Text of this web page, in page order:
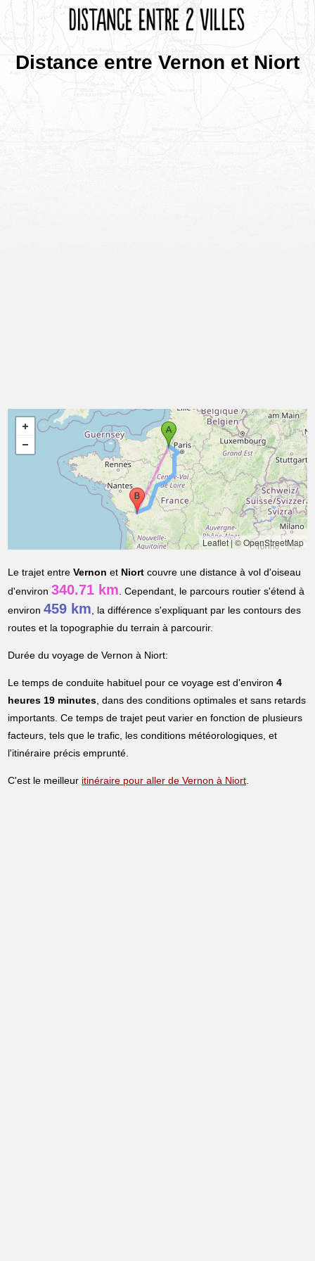
Distance entre Vernon et Niort
Leaflet|© OpenStreetMap
Le trajet entreVernon et Niort couvre une distance à vol d'oiseau
d'environ340.71 km. Cependant, le parcours routier s'étend à
environ459 km, la différence s'expliquant par les contours des
routes et la topographie du terrain à parcourir.
Durée du voyage de Vernon à Niort:
Le temps de conduite habituel pour ce voyage est d'environ4
heures 19 minutes, dans des conditions optimales et sans retards
importants. Ce temps de trajet peut varier en fonction de plusieurs
facteurs, tels que le trafic, les conditions météorologiques, et
l'itinéraire précis emprunté.
C'est le meilleur itinéraire pour aller de Vernon à Niort.